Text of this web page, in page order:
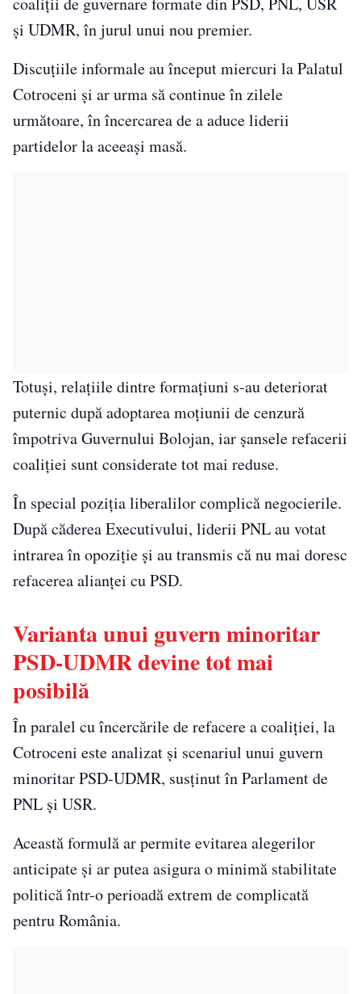
și UDMR, în jurul unui nou premier.
Discuțiile informale au început miercuri la Palatul
Cotroceni și ar urma să continue în zilele
următoare, în încercarea de a aduce liderii
partidelor la aceeași masă.
Totuși, relațiile dintre formațiuni s-au deteriorat
puternic după adoptarea moțiunii de cenzură
împotriva Guvernului Bolojan, iar șansele refacerii
coaliției sunt considerate tot mai reduse.
În special poziția liberalilor complică negocierile.
După căderea Executivului, liderii PNL au votat
intrarea în opoziție și au transmis că nu mai doresc
refacerea alianței cu PSD.
Varianta unui guvern minoritar
PSD-UDMR devine tot mai
posibilă
În paralel cu încercările de refacere a coaliției, la
Cotroceni este analizat și scenariul unui guvern
minoritar PSD-UDMR, susținut în Parlament de
PNL și USR.
Această formulă ar permite evitarea alegerilor
anticipate și ar putea asigura o minimă stabilitate
politică într-o perioadă extrem de complicată
pentru România.